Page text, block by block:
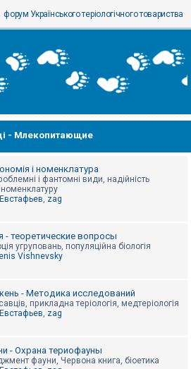
форум Українського теріологічного товариства
- Млекопитающие
і номенклатура
і фантомні види, надійність
номенклатуру
, zag
- теоретические вопросы
угруповань, популяційна біологія
Vishnevsky
- Методика исследований
прикладна теріологія, медтеріологія
, zag
- Охрана териофауны
фауни, Червона книга, біоетика